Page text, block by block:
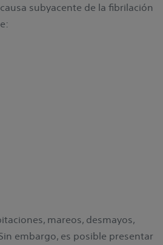
subyacente de la fibrilación
mareos, desmayos,
embargo, es posible presentar